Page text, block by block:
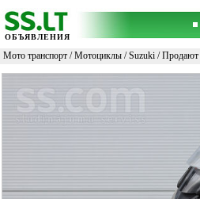
ОБЪЯВЛЕНИЯ
Мото транспорт /Мотоциклы /Suzuki / Продают